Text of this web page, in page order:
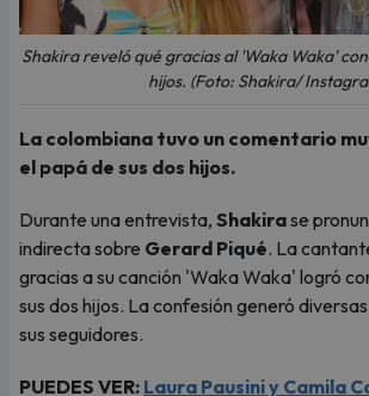
Shakira reveló qué gracias al 'Waka Waka'
hijos. (Foto: Shakira/
La colombiana tuvo un comentario
el papá de sus dos hijos.
Durante una entrevista, Shakirase
indirecta sobre Gerard Piqué. La
gracias a su canción 'Waka Waka' logró
sus dos hijos. La confesión generó
sus seguidores.
PUEDES VER: Laura Pausini y Camila